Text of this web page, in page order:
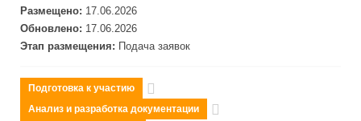
Размещено: 17.06.2026
Обновлено: 17.06.2026
Этап размещения: Подача заявок
Подготовка к участию
Анализ и разработка документации